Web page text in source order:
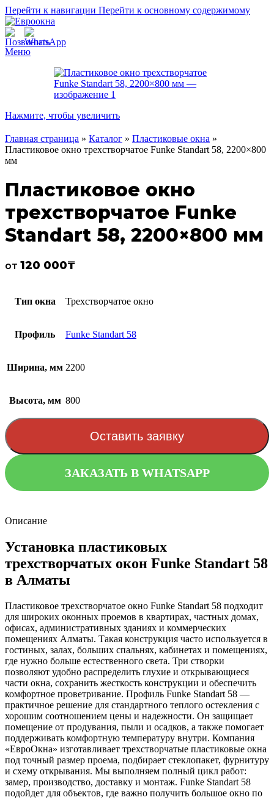
Перейти к навигации Перейти к основному содержимому
Меню
Нажмите, чтобы увеличить
Главная страница » Каталог » Пластиковые окна »
Пластиковое окно трехстворчатое Funke Standart 58, 2200×800
мм
Пластиковое окно
трехстворчатое Funke
Standart 58, 2200×800 мм
от 120 000₸
Тип окна Трехстворчатое окно
Профиль Funke Standart 58
Ширина, мм 2200
Высота, мм 800
Оставить заявку
ЗАКАЗАТЬ В WHATSAPP
Описание
Установка пластиковых
трехстворчатых окон Funke Standart 58
в Алматы
Пластиковое трехстворчатое окно Funke Standart 58 подходит
для широких оконных проемов в квартирах, частных домах,
офисах, административных зданиях и коммерческих
помещениях Алматы. Такая конструкция часто используется в
гостиных, залах, больших спальнях, кабинетах и помещениях,
где нужно больше естественного света. Три створки
позволяют удобно распределить глухие и открывающиеся
части окна, сохранить жесткость конструкции и обеспечить
комфортное проветривание. Профиль Funke Standart 58 —
практичное решение для стандартного теплого остекления с
хорошим соотношением цены и надежности. Он защищает
помещение от продувания, пыли и осадков, а также помогает
поддерживать комфортную температуру внутри. Компания
«ЕвроОкна» изготавливает трехстворчатые пластиковые окна
под точный размер проема, подбирает стеклопакет, фурнитуру
и схему открывания. Мы выполняем полный цикл работ:
замер, производство, доставку и монтаж. Funke Standart 58
подойдет для объектов, где важно получить большое окно по